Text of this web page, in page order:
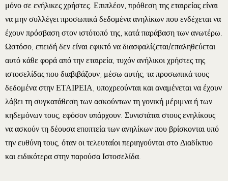
μόνο σε ενήλικες χρήστες. Επιπλέον, πρόθεση της εταιρείας είναι
να μην συλλέγει προσωπικά δεδομένα ανηλίκων που ενδέχεται να
έχουν πρόσβαση στον ιστότοπό της, κατά παράβαση των ανωτέρω.
Ωστόσο, επειδή δεν είναι εφικτό να διασφαλίζεται/επαληθεύεται
αυτό κάθε φορά από την εταιρεία, τυχόν ανήλικοι χρήστες της
ιστοσελίδας που διαβιβάζουν, μέσω αυτής, τα προσωπικά τους
δεδομένα στην ΕΤΑΙΡΕΙΑ, υποχρεούνται και αναμένεται να έχουν
λάβει τη συγκατάθεση των ασκούντων τη γονική μέριμνα ή των
κηδεμόνων τους, εφόσον υπάρχουν. Συνιστάται στους ενηλίκους
να ασκούν τη δέουσα εποπτεία των ανηλίκων που βρίσκονται υπό
την ευθύνη τους, όταν οι τελευταίοι περιηγούνται στο Διαδίκτυο
και ειδικότερα στην παρούσα Ιστοσελίδα.